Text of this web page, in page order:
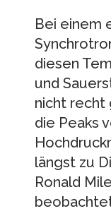
Bei einem
diesen
und
nicht recht
die Peaks
längst zu
Ronald